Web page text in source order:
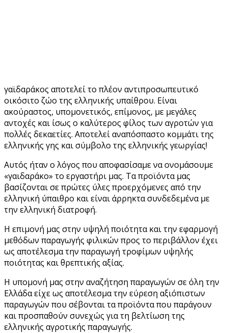
γαϊδαράκος αποτελεί το πλέον αντιπροσωπευτικό
οικόσιτο ζώο της ελληνικής υπαίθρου. Είναι
ακούραστος, υπομονετικός, επίμονος, με μεγάλες
αντοχές και ίσως ο καλύτερος φίλος των αγροτών για
πολλές δεκαετίες. Αποτελεί αναπόσπαστο κομμάτι της
ελληνικής γης και σύμβολο της ελληνικής γεωργίας!
Αυτός ήταν ο λόγος που αποφασίσαμε να ονομάσουμε
«γαιδαράκο» το εργαστήρι μας. Τα προϊόντα μας
βασίζονται σε πρώτες ύλες προερχόμενες από την
ελληνική ύπαιθρο και είναι άρρηκτα συνδεδεμένα με
την ελληνική διατροφή.
Η επιμονή μας στην υψηλή ποιότητα και την εφαρμογή
μεθόδων παραγωγής φιλικών προς το περιβάλλον έχει
ως αποτέλεσμα την παραγωγή τροφίμων υψηλής
ποιότητας και θρεπτικής αξίας.
Η υπομονή μας στην αναζήτηση παραγωγών σε όλη την
Ελλάδα είχε ως αποτέλεσμα την εύρεση αξιόπιστων
παραγωγών που σέβονται τα προϊόντα που παράγουν
και προσπαθούν συνεχώς για τη βελτίωση της
ελληνικής αγροτικής παραγωγής.